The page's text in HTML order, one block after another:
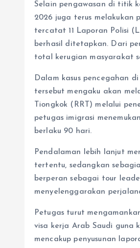
Selain pengawasan di titik
2026 juga terus melakukan
tercatat 11 Laporan Polisi
berhasil ditetapkan. Dari
total kerugian masyarakat
Dalam kasus pencegahan
tersebut mengaku akan
Tiongkok (RRT) melalui
petugas imigrasi
berlaku 90 hari.
Pendalaman lebih lanjut
tertentu, sedangkan
berperan sebagai tour
menyelenggarakan
Petugas turut
visa kerja Arab Saudi guna
mencakup penyusunan